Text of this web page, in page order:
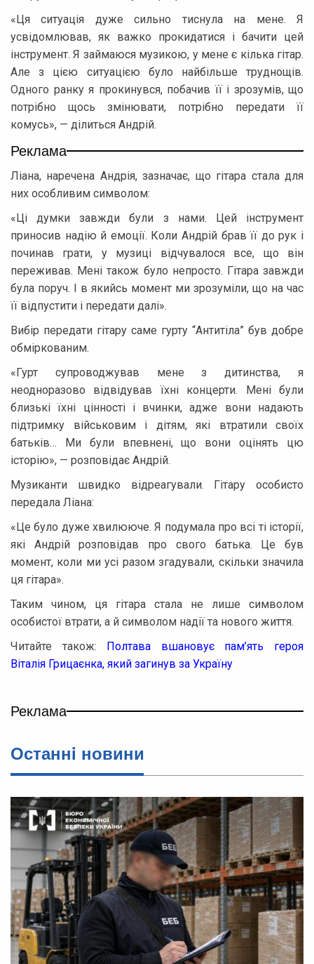
«Ця ситуація дуже сильно тиснула на мене. Я
усвідомлював, як важко прокидатися і бачити цей
інструмент. Я займаюся музикою, у мене є кілька гітар.
Але з цією ситуацією було найбільше труднощів.
Одного ранку я прокинувся, побачив її і зрозумів, що
потрібно щось змінювати, потрібно передати її
комусь», — ділиться Андрій.
Реклама
Ліана, наречена Андрія, зазначає, що гітара стала для
них особливим символом:
«Ці думки завжди були з нами. Цей інструмент
приносив надію й емоції. Коли Андрій брав її до рук і
починав грати, у музиці відчувалося все, що він
переживав. Мені також було непросто. Гітара завжди
була поруч. І в якийсь момент ми зрозуміли, що на час
її відпустити і передати далі».
Вибір передати гітару саме гурту “Антитіла” був добре
обміркованим.
«Гурт супроводжував мене з дитинства, я
неодноразово відвідував їхні концерти. Мені були
близькі їхні цінності і вчинки, адже вони надають
підтримку військовим і дітям, які втратили своїх
батьків… Ми були впевнені, що вони оцінять цю
історію», — розповідає Андрій.
Музиканти швидко відреагували. Гітару особисто
передала Ліана:
«Це було дуже хвилююче. Я подумала про всі ті історії,
які Андрій розповідав про свого батька. Це був
момент, коли ми усі разом згадували, скільки значила
ця гітара».
Таким чином, ця гітара стала не лише символом
особистої втрати, а й символом надії та нового життя.
Читайте також: Полтава вшановує пам’ять героя
Віталія Грицаєнка, який загинув за Україну
Реклама
Останнi новини